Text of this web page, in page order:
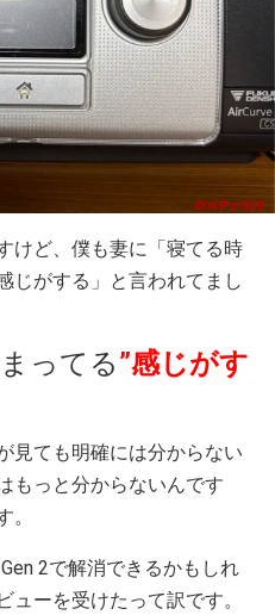
けど、僕も妻に「寝てる時
じがする」と言われてまし
ってる”感じがす
見ても明確には分からない
もっと分からないんです
。
2で解消できるかもしれ
ューを受けたって訳です。